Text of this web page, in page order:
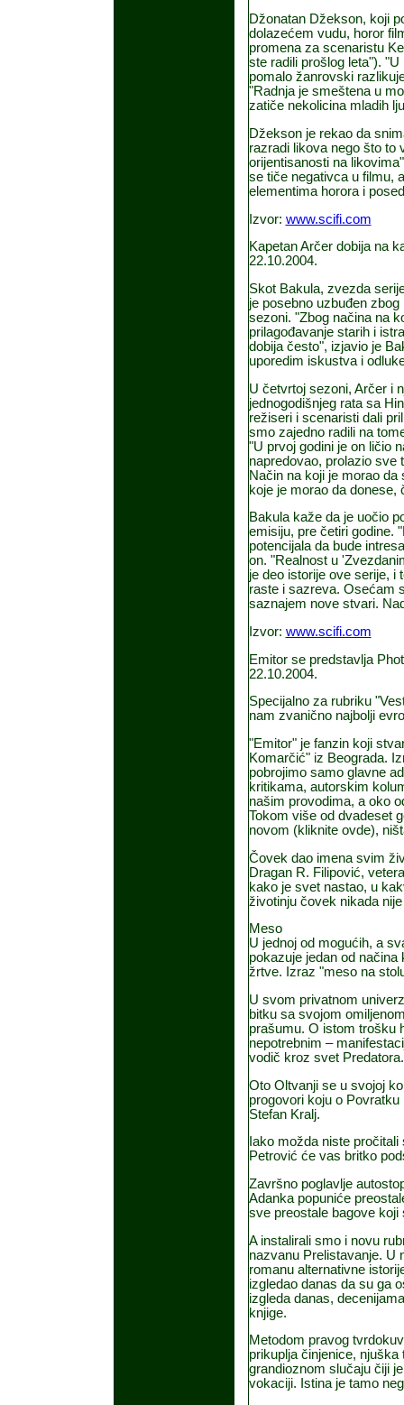
Džonatan Džekson, koji
dolazećem vudu, horor
promena za scenaristu
ste radili prošlog leta").
pomalo žanrovski
"Radnja je smeštena u
zatiče nekolicina mladih
Džekson je rekao da
razradi likova nego što to
orijentisanosti na
se tiče negativca u filmu,
elementima horora i
Izvor: www.scifi.com
Kapetan Arčer dobija na
22.10.2004.
Skot Bakula, zvezda
je posebno uzbuđen
sezoni. "Zbog načina na
prilagođavanje starih i
dobija često", izjavio je
uporedim iskustva i
U četvrtoj sezoni, Arčer i
jednogodišnjeg rata sa
režiseri i scenaristi dali
smo zajedno radili na
"U prvoj godini je on ličio
napredovao, prolazio sve
Način na koji je morao
koje je morao da
Bakula kaže da je uočio
emisiju, pre četiri godine.
potencijala da bude
on. "Realnost u
je deo istorije ove serije, i
raste i sazreva. Osećam
saznajem nove stvari.
Izvor: www.scifi.com
Emitor se predstavlja
22.10.2004.
Specijalno za rubriku
nam zvanično najbolji
"Emitor" je fanzin koji
Komarčić" iz Beograda.
pobrojimo samo glavne
kritikama, autorskim
našim provodima, a oko
Tokom više od dvadeset
novom (kliknite ovde),
Čovek dao imena svim
Dragan R. Filipović,
kako je svet nastao, u
životinju čovek nikada
Meso
U jednoj od mogućih, a
pokazuje jedan od
žrtve. Izraz "meso na
U svom privatnom
bitku sa svojom
prašumu. O istom trošku
nepotrebnim –
vodič kroz svet Predatora.
Oto Oltvanji se u svojoj
progovori koju o Povratku
Stefan Kralj.
Iako možda niste
Petrović će vas britko
Završno poglavlje
Adanka popuniće
sve preostale bagove
A instalirali smo i novu
nazvanu Prelistavanje. U
romanu alternativne
izgledao danas da su ga
izgleda danas,
knjige.
Metodom pravog
prikuplja činjenice,
grandioznom slučaju čiji
vokaciji. Istina je tamo